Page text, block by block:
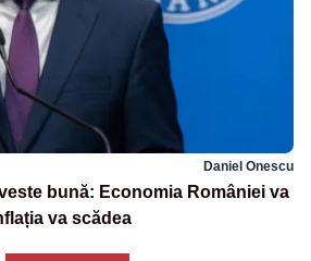
Daniel Onescu
bună: Economia României va
va scădea